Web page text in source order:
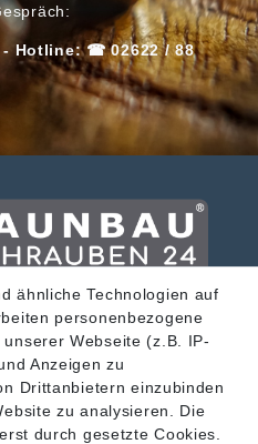
- Hotline: ☎ 02622 / 88
ähnliche Technologien auf
personenbezogene
Webseite (z.B. IP-
Anzeigen zu
Drittanbietern einzubinden
zu analysieren. Die
durch gesetzte Cookies.